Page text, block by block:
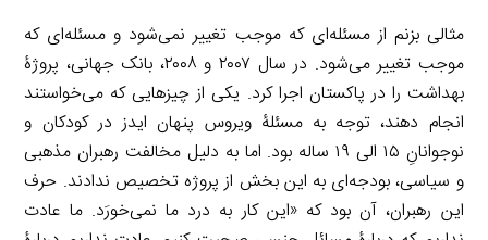
مثالی بزنم از مسئله‌ای که موجب تغییر نمی‌شود و مسئله‌ای که
موجب تغییر می‌شود. در سال ۲۰۰۷ و ۲۰۰۸، بانک جهانی، پروژۀ
بهداشت را در پاکستان اجرا کرد. یکی از چیزهایی که می‌خواستند
انجام دهند، توجه به مسئلۀ ویروس پنهان ایدز در کودکان و
نوجوانانِ ۱۵ الی ۱۹ ساله بود. اما به دلیل مخالفت رهبران مذهبی
و سیاسی، بودجه‌ای به این بخش از پروژه تخصیص ندادند. حرف
این رهبران، آن بود که «این کار به درد ما نمی‌خورَد. ما عادت